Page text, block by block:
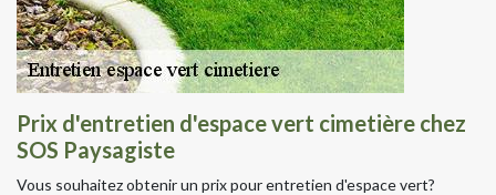
Prix d'entretien d'espace vert cimetière chez
SOS Paysagiste
Vous souhaitez obtenir un prix pour entretien d'espace vert?